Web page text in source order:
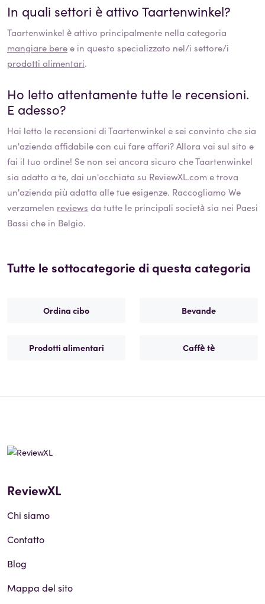
In quali settori è attivoTaartenwinkel?
Taartenwinkel è attivo principalmente nella categoria
mangiare beree in questo specializzato nel/i settore/i
prodotti alimentari.
Ho letto attentamente tutte le recensioni.
E adesso?
Hai letto le recensioni diTaartenwinkel e sei convinto che sia
un'azienda affidabile con cui fare affari? Allora vai sul sito e
fai il tuo ordine! Se non sei ancora sicuro cheTaartenwinkel
sia adatto a te, dai un'occhiata su ReviewXL.com e trova
un'azienda più adatta alle tue esigenze. Raccogliamo We
verzamelen reviews da tutte le principali società sia nei Paesi
Bassi che in Belgio.
Tutte le sottocategorie di questa categoria
Ordina cibo Bevande
Prodotti alimentari Caffè tè
ReviewXL
Chi siamo
Contatto
Blog
Mappa del sito